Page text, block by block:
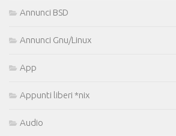
Annunci BSD
Annunci Gnu/Linux
App
Appunti liberi *nix
Audio